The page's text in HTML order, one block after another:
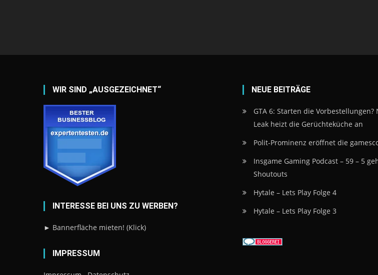
WIR SIND „AUSGEZEICHNET“
INTERESSE BEI UNS ZU WERBEN?
► Bannerfläche mieten! (Klick)
IMPRESSUM
NEUE BEITRÄGE
GTA 6: Starten die Vorbestellungen?
Leak heizt die Gerüchteküche an
Polit-Prominenz eröffnet die
Insgame Gaming Podcast – 59 – 5
Shoutouts
Hytale – Lets Play Folge 4
Hytale – Lets Play Folge 3